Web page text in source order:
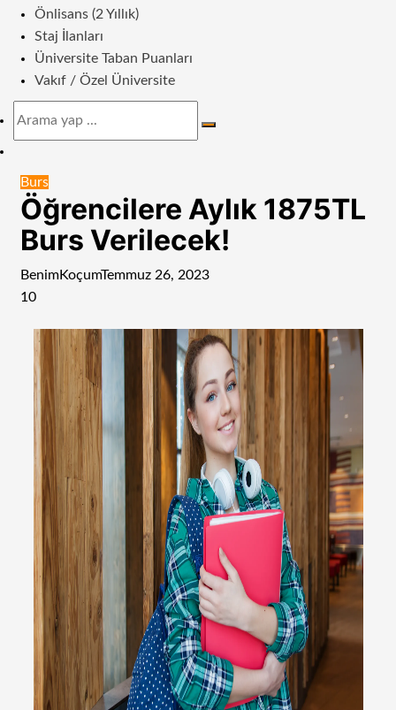
Önlisans (2 Yıllık)
Staj İlanları
Üniversite Taban Puanları
Vakıf / Özel Üniversite
Arama
görünümü
değiştir
Burs
Öğrencilere Aylık 1875TL
Burs Verilecek!
BenimKoçumTemmuz 26, 2023
10